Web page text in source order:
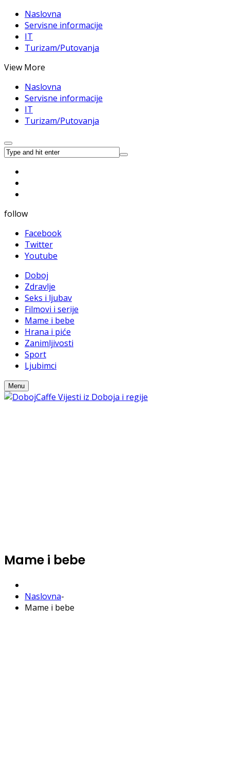
Naslovna
Servisne informacije
IT
Turizam/Putovanja
View More
Naslovna
Servisne informacije
IT
Turizam/Putovanja
follow
Facebook
Twitter
Youtube
Doboj
Zdravlje
Seks i ljubav
Filmovi i serije
Mame i bebe
Hrana i piće
Zanimljivosti
Sport
Ljubimci
Menu
Mame i bebe
Naslovna-
Mame i bebe